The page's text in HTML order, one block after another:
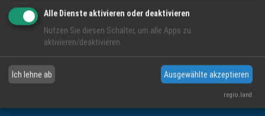
HappyTime24 Services GmbH
Lindenweg 23
Telefon: 06032 80108
Alle Dienste aktivieren oder deaktivieren
Nutzen Sie diesen Schalter, um alle Apps zu
aktivieren/deaktivieren.
Ich lehne ab Ausgewählte akzeptieren
regio.land